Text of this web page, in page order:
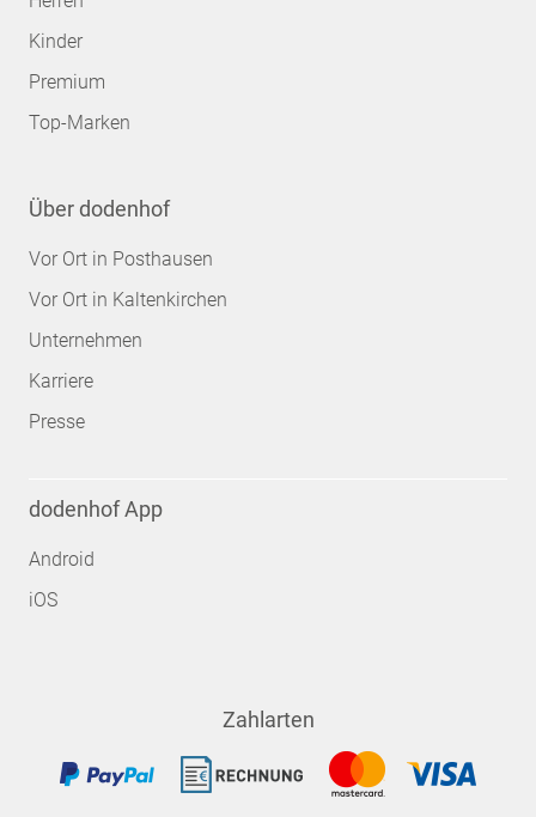
Kinder
Premium
Top-Marken
Über dodenhof
Vor Ort in Posthausen
Vor Ort in Kaltenkirchen
Unternehmen
Karriere
Presse
dodenhof App
Android
iOS
Zahlarten